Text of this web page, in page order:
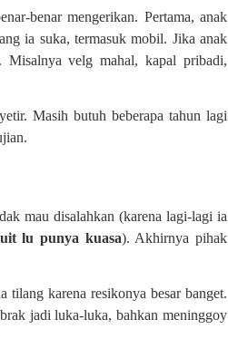
benar mengerikan. Pertama, anak
ia suka, termasuk mobil. Jika anak
velg mahal, kapal pribadi,
Masih butuh beberapa tahun lagi
mau disalahkan (karena lagi-lagi ia
lu punya kuasa). Akhirnya pihak
tilang karena resikonya besar banget.
jadi luka-luka, bahkan meninggoy